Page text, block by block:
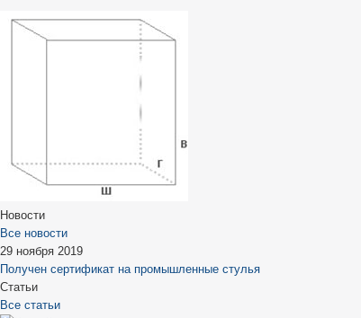
Новости
Все новости
29 ноября 2019
Получен сертификат на промышленные стулья
Статьи
Все статьи